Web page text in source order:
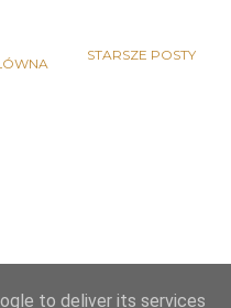
STARSZE POSTY
to deliver its services